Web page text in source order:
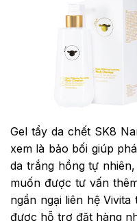
Gel tẩy da chết SK8
xem là bảo bối giúp
da trắng hồng tự
muốn được tư vấn
ngần ngại liên hệ
được hỗ trợ đặt hàng